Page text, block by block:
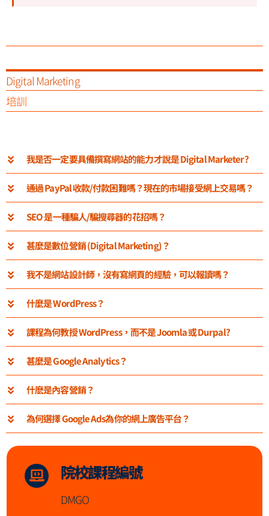
Digital Marketing
培訓
我是否一定要具備撰寫網站的能力才說是 Digital Marketer?
通過 PayPal 收款/付款困難嗎？現在的市場接受網上交易嗎？
SEO 是一種騙人/騙搜尋器的花招嗎？
甚麼是數位營銷 (Digital Marketing)？
我不是網站設計師，沒有寫網頁的經驗，可以報讀嗎？
什麼是 WordPress？
課程為何教授 WordPress，而不是 Joomla 或 Durpal?
甚麼是 Google Analytics？
什麽是內容營銷？
為何選擇 Google Ads為你的網上廣告平台？
院校課程編號
DMGO